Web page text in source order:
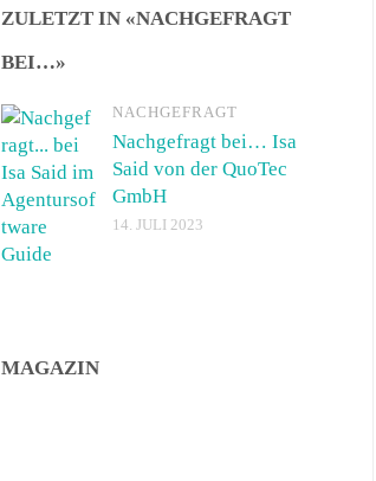
ZULETZT IN «NACHGEFRAGT
BEI…»
NACHGEFRAGT
Nachgefragt bei… Isa
Said von der QuoTec
GmbH
14. JULI 2023
MAGAZIN